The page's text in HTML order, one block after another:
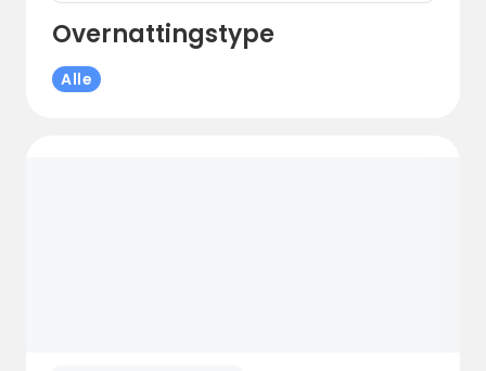
Overnattingstype
Alle